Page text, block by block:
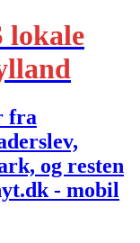
lokale
fra
og resten
- mobil